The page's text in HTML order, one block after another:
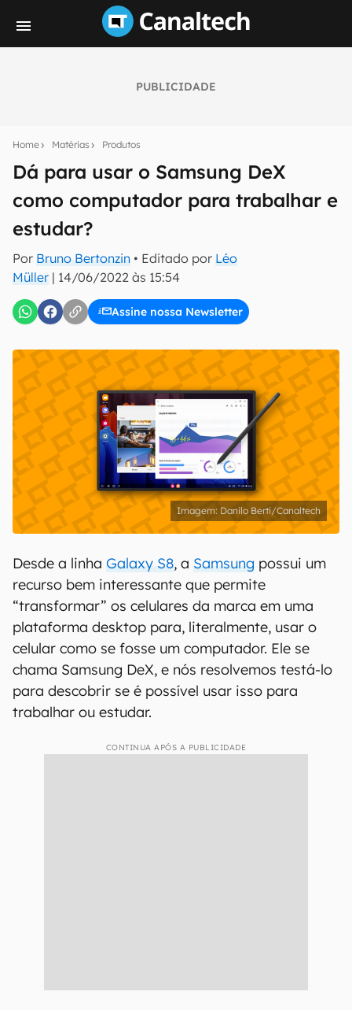
PUBLICIDADE
Home Matérias Produtos
Dá para usar o Samsung DeX
como computador para trabalhar e
estudar?
Por Bruno Bertonzin • Editado por Léo
Müller | 14/06/2022 às 15:54
Assine nossa Newsletter
notícias e reviews sobre tecnologia em primeira
E-mail
inscreva-se
Confirmo que li, aceito e concordo com os Termos de
Uso e Política de Privacidade do Canaltech.
Danilo Berti/Canaltech
Desde a linha Galaxy S8, a Samsung possui um
recurso bem interessante que permite
“transformar” os celulares da marca em uma
plataforma desktop para, literalmente, usar o
celular como se fosse um computador. Ele se
chama Samsung DeX, e nós resolvemos testá-lo
para descobrir se é possível usar isso para
trabalhar ou estudar.
CONTINUA APÓS A PUBLICIDADE